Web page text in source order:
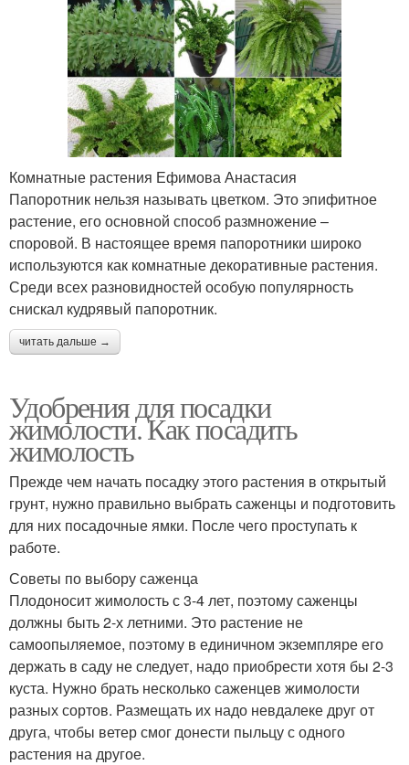
Комнатные растения Ефимова Анастасия
Папоротник нельзя называть цветком. Это эпифитное
растение, его основной способ размножение –
споровой. В настоящее время папоротники широко
используются как комнатные декоративные растения.
Среди всех разновидностей особую популярность
снискал кудрявый папоротник.
читать дальше →
Удобрения для посадки
жимолости. Как посадить
жимолость
Прежде чем начать посадку этого растения в открытый
грунт, нужно правильно выбрать саженцы и подготовить
для них посадочные ямки. После чего проступать к
работе.
Советы по выбору саженца
Плодоносит жимолость с 3-4 лет, поэтому саженцы
должны быть 2-х летними. Это растение не
самоопыляемое, поэтому в единичном экземпляре его
держать в саду не следует, надо приобрести хотя бы 2-3
куста. Нужно брать несколько саженцев жимолости
разных сортов. Размещать их надо невдалеке друг от
друга, чтобы ветер смог донести пыльцу с одного
растения на другое.